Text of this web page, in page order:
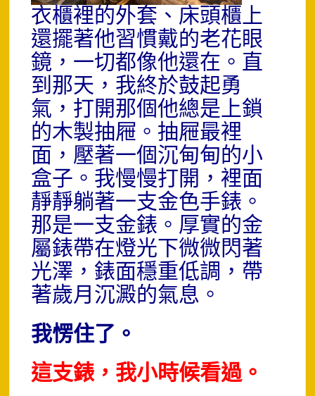
衣櫃裡的外套、床頭櫃上
還擺著他習慣戴的老花眼
鏡，一切都像他還在。直
到那天，我終於鼓起勇
氣，打開那個他總是上鎖
的木製抽屜。抽屜最裡
面，壓著一個沉甸甸的小
盒子。我慢慢打開，裡面
靜靜躺著一支金色手錶。
那是一支金錶。厚實的金
屬錶帶在燈光下微微閃著
光澤，錶面穩重低調，帶
著歲月沉澱的氣息。
我愣住了。
這支錶，我小時候看過。